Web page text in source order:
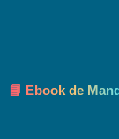
📘 Ebook de